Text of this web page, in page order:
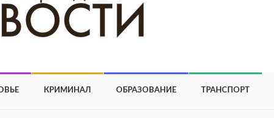
КРИМИНАЛ ОБРАЗОВАНИЕ ТРАНСПОРТ